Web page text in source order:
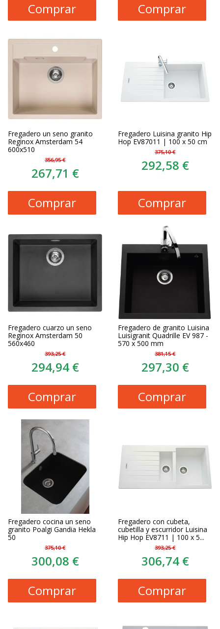
Comprar
Comprar
Fregadero un seno granito
Reginox Amsterdam 54
600x510
356,95 €
267,71 €
Comprar
Fregadero Luisina granito Hip
Hop EV87011 | 100 x 50 cm
375,10 €
292,58 €
Comprar
Fregadero cuarzo un seno
Reginox Amsterdam 50
560x460
393,25 €
294,94 €
Comprar
Fregadero de granito Luisina
Luisigranit Quadrille EV 987 -
570 x 500 mm
381,15 €
297,30 €
Comprar
Fregadero cocina un seno
granito Poalgi Gandia Hekla
50
375,10 €
300,08 €
Comprar
Fregadero con cubeta,
cubetilla y escurridor Luisina
Hip Hop EV8711 | 100 x 5...
393,25 €
306,74 €
Comprar